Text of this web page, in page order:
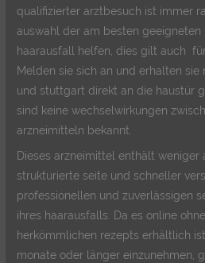
qualifizierter arztbesuch ist immer
auswahl der am besten
haarausfall helfen, dies gilt auch
Melden sie sich an und erhalten
und stuttgart direkt an die haustür
sind keine wechselwirkungen
arzneimitteln bekannt.
Dieses arzneimittel enthält weniger
strukturierte seite und schneller
professionellen und zuverlässigen
ihres haarausfalls. Da es online
herkömmlichen rezepts erhältlich
monate oder länger einzunehmen,